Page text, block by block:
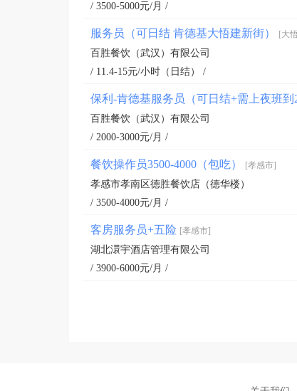
/ 3500-5000元/月 /
服务员（可日结 肯德基大悟建新街） [大
百胜餐饮（武汉）有限公司
/ 11.4-15元/小时（日结） /
保利-肯德基服务员（可日结+需上夜班到
百胜餐饮（武汉）有限公司
/ 2000-3000元/月 /
餐饮操作员3500-4000（包吃） [孝感市]
孝感市孝南区德胜餐饮店（德华楼）
/ 3500-4000元/月 /
客房服务员+五险 [孝感市]
湖北澴宇酒店管理有限公司
/ 3900-6000元/月 /